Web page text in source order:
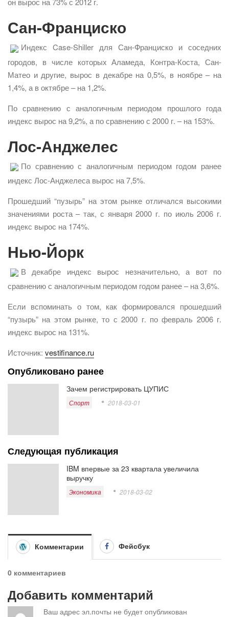
Сан-Франциско
Индекс Case-Shiller для Сан-Франциско и соседних
городов, в числе которых Аламеда, Контра-Коста, Сан-
Матео и другие, вырос в декабре на 0,5%, в ноябре – на
1,4%, а в октябре – на 1,2%.
По сравнению с аналогичным периодом прошлого года
индекс вырос на 9,2%, а по сравнению с 2000 г. – на 153%.
Лос-Анджелес
По сравнению с аналогичным периодом годом ранее
индекс Лос-Анджелеса вырос на 7,5%.
Прошедший “пузырь” на этом рынке отличался высокими
значениями роста – так, с января 2000 г. по июль 2006 г.
индекс вырос на 174%.
Нью-Йорк
В декабре индекс вырос незначительно, а вот по
сравнению с аналогичным периодом годом ранее – на 3,6%.
Если вспоминать о том, как формировался прошедший
“пузырь” на этом рынке, то с 2000 г. по февраль 2006 г.
индекс вырос на 131%.
Источник: vestifinance.ru
Опубликовано ранее
Зачем регистрировать ЦУПИС
Спорт 2018-03-01
Следующая публикация
IBM впервые за 23 квартала увеличила
выручку
Экономика 2018-03-02
Комментарии Фейсбук
0 комментариев
Добавить комментарий
Ваш адрес эл.почты не будет опубликован